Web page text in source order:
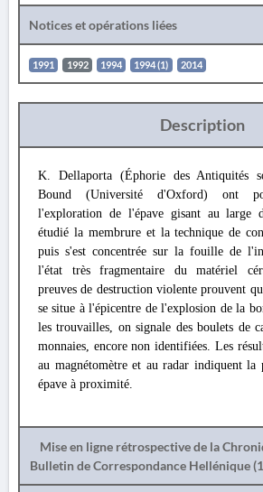
Notices et opérations liées
1991 1992 1994 1994 (1) 2014
Description
K. Dellaporta (Éphorie des Antiquités
Bound (Université d'Oxford) ont
l'exploration de l'épave gisant au large
étudié la membrure et la technique de
puis s'est concentrée sur la fouille de
l'état très fragmentaire du matériel
preuves de destruction violente prouvent
se situe à l'épicentre de l'explosion de la
les trouvailles, on signale des boulets de
monnaies, encore non identifiées. Les
au magnétomètre et au radar indiquent la
épave à proximité.
Mise en ligne rétrospective de la
Bulletin de Correspondance Hellénique